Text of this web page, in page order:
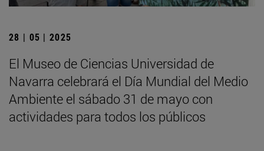
28 | 05 | 2025
El Museo de Ciencias Universidad de
Navarra celebrará el Día Mundial del Medio
Ambiente el sábado 31 de mayo con
actividades para todos los públicos